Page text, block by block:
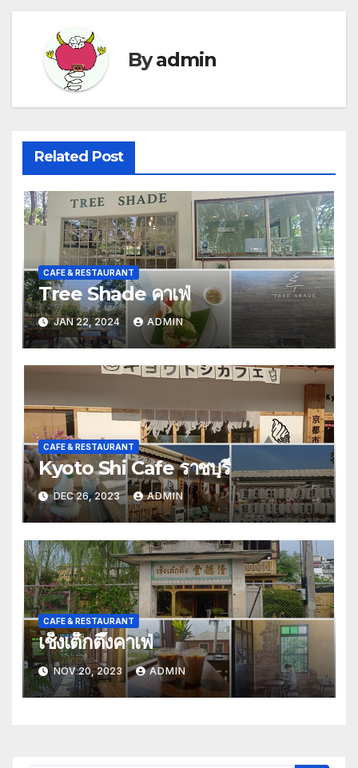
Byadmin
Related Post
CAFE & RESTAURANT
Tree Shade คาเฟ่
JAN 22, 2024 ADMIN
CAFE & RESTAURANT
Kyoto Shi Cafe ราชบุรี
DEC 26, 2023 ADMIN
CAFE & RESTAURANT
เช็งเต็กตึ๊งคาเฟ่
NOV 20, 2023 ADMIN